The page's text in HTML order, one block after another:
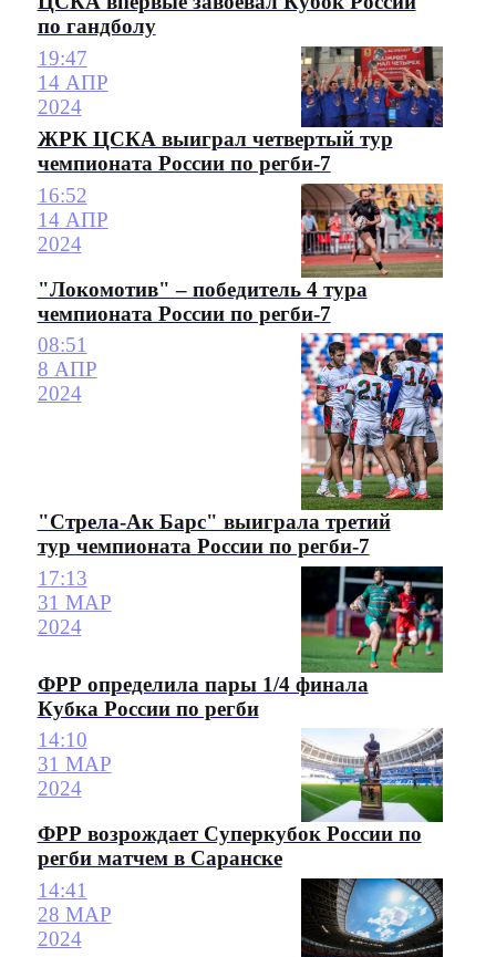
по гандболу
19:47
14 АПР
2024
ЖРК ЦСКА выиграл четвертый тур
чемпионата России по регби-7
16:52
14 АПР
2024
"Локомотив" – победитель 4 тура
чемпионата России по регби-7
08:51
8 АПР
2024
"Стрела-Ак Барс" выиграла третий
тур чемпионата России по регби-7
17:13
31 МАР
2024
ФРР определила пары 1/4 финала
Кубка России по регби
14:10
31 МАР
2024
ФРР возрождает Суперкубок России по
регби матчем в Саранске
14:41
28 МАР
2024